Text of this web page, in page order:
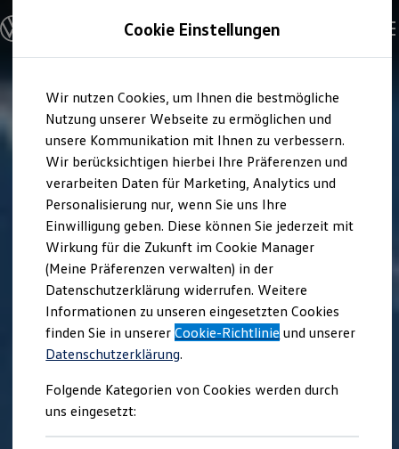
Hauptinhalt
springen
Footer
springen
Modelle & Konfigurator
Nutzfahrzeugkategorien entdecken
Modelle konfigurieren
Vorgängermodelle und Oldtimer
Vorgängermodelle
Oldtimer
Bulli Historie
Branchenlösungen & Gewerbekunden
Umbaulösungen und Hersteller finden
Auf- und Umbauten entdecken & konfigurieren
Groß- und Sonderkunden
Großkunden
Kommunen & Behörden
Journalisten
Sportvereine
Branchenlösungen
Bau & Handwerk
Gewerbliche Personenbeförderung
Service & mobile Werkstätten
Kurier, Logistik & Handel
Kühlfahrzeuge
Feuerwehr
ONE Business ID Vorteile
Cookie Einstellungen
Wir nutzen Cookies, um Ihnen die bestmögliche
Nutzung unserer Webseite zu ermöglichen und
unsere Kommunikation mit Ihnen zu verbessern.
Wir berücksichtigen hierbei Ihre Präferenzen und
verarbeiten Daten für Marketing, Analytics und
Personalisierung nur, wenn Sie uns Ihre
Einwilligung geben. Diese können Sie jederzeit mit
Wirkung für die Zukunft im Cookie Manager
(Meine Präferenzen verwalten) in der
Datenschutzerklärung widerrufen. Weitere
Informationen zu unseren eingesetzten Cookies
finden Sie in unsererCookie-Richtlinie und unserer
Datenschutzerklärung.
Folgende Kategorien von Cookies werden durch
uns eingesetzt: